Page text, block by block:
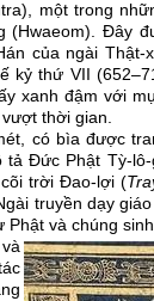
một trong
(Hwaeom). Đây
của ngài
kỷ thứ VII
xanh đậm với
thời gian.
có bìa được
tả Đức Phật Tỳ-
trời Đao-lợi (
truyền dạy
Phật và chúng